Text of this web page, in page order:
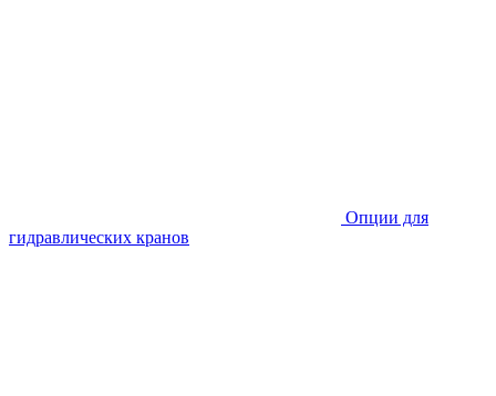
Опции для
гидравлических кранов